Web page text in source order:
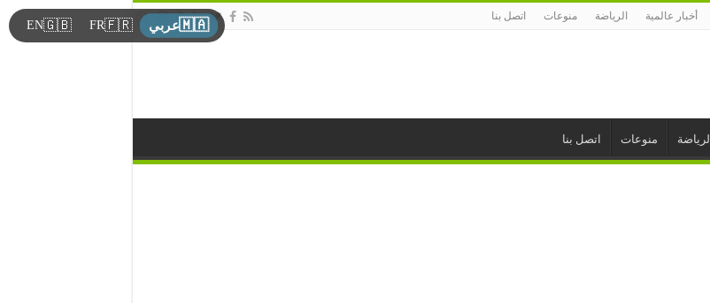
أخبار عالمية الرياضة منوعات اتصل بنا
الرياضة منوعات اتصل بنا
🇲🇦عربي 🇫🇷
FR
🇬🇧
EN